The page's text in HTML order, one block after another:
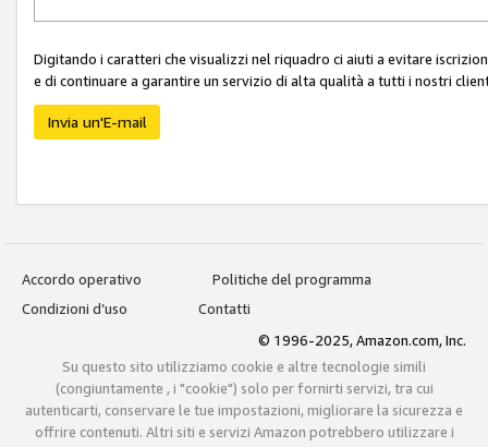
Digitando i caratteri che visualizzi nel riquadro ci aiuti a evitare
e di continuare a garantire un servizio di alta qualità a tutti i nostri
Invia un'E-mail
Accordo operativo
Politiche del programma
Condizioni d’uso
Contatti
© 1996-2025, Amazon.com, Inc.
Su questo sito utilizziamo cookie e altre tecnologie simili
(congiuntamente , i "cookie") solo per fornirti servizi, tra cui
autenticarti, conservare le tue impostazioni, migliorare la sicurezza e
offrire contenuti. Altri siti e servizi Amazon potrebbero utilizzare i